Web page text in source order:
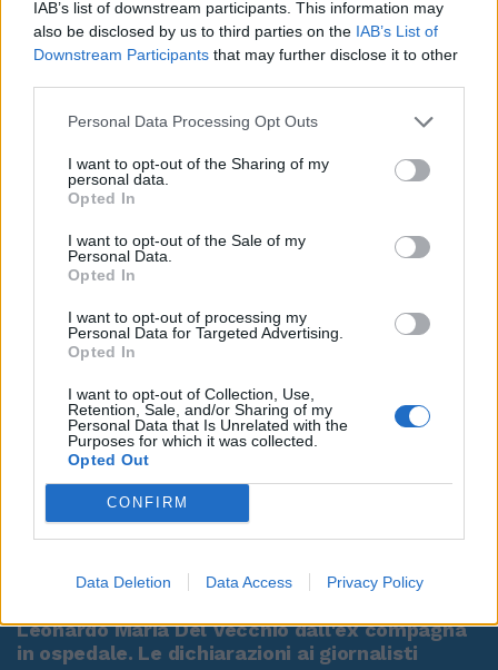
IAB’s list of downstream participants. This information may
also be disclosed by us to third parties on the IAB’s List of
Downstream Participants that may further disclose it to other
Personal Data Processing Opt Outs
I want to opt-out of the Sharing of my
personal data.
Opted In
I want to opt-out of the Sale of my
Personal Data.
Opted In
I want to opt-out of processing my
Personal Data for Targeted Advertising.
Opted In
I want to opt-out of Collection, Use,
Retention, Sale, and/or Sharing of my
Personal Data that Is Unrelated with the
Purposes for which it was collected.
Opted Out
CONFIRM
Data Deletion Data Access Privacy Policy
00:00 01:16
Leonardo Maria Del Vecchio dall'ex compagna
in ospedale. Le dichiarazioni ai giornalisti